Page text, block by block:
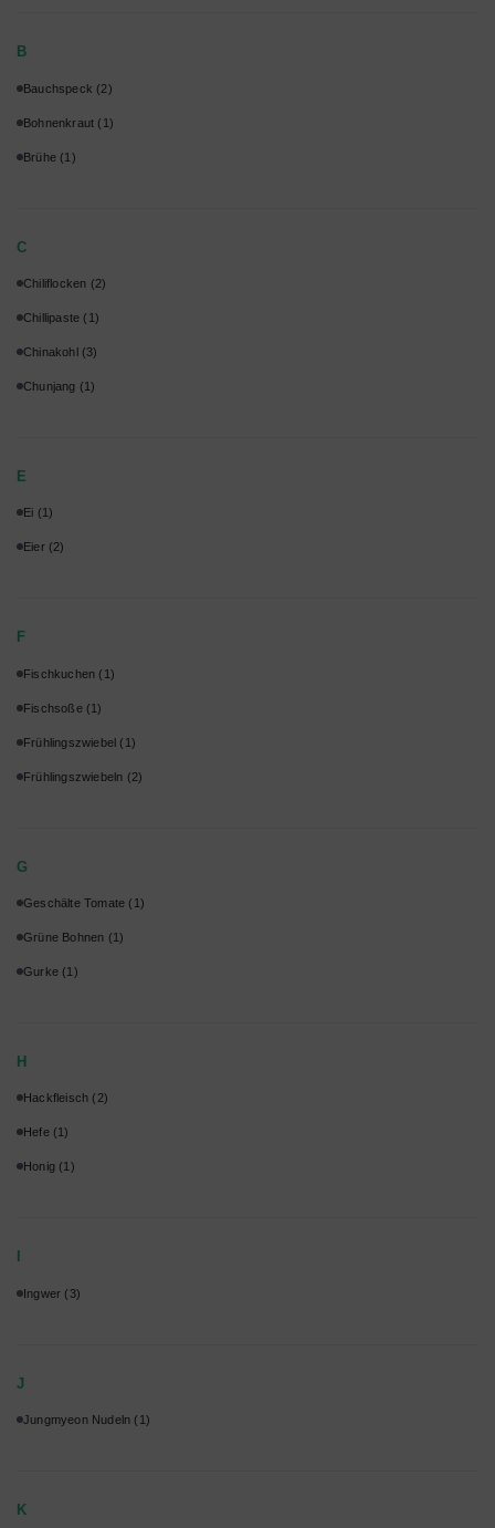
B
Bauchspeck (2)
Bohnenkraut (1)
Brühe (1)
C
Chiliflocken (2)
Chillipaste (1)
Chinakohl (3)
Chunjang (1)
E
Ei (1)
Eier (2)
F
Fischkuchen (1)
Fischsoße (1)
Frühlingszwiebel (1)
Frühlingszwiebeln (2)
G
Geschälte Tomate (1)
Grüne Bohnen (1)
Gurke (1)
H
Hackfleisch (2)
Hefe (1)
Honig (1)
Ingwer (3)
J
Jungmyeon Nudeln (1)
K